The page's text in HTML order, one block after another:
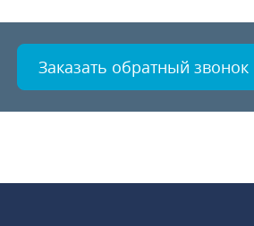
Заказать обратный звонок